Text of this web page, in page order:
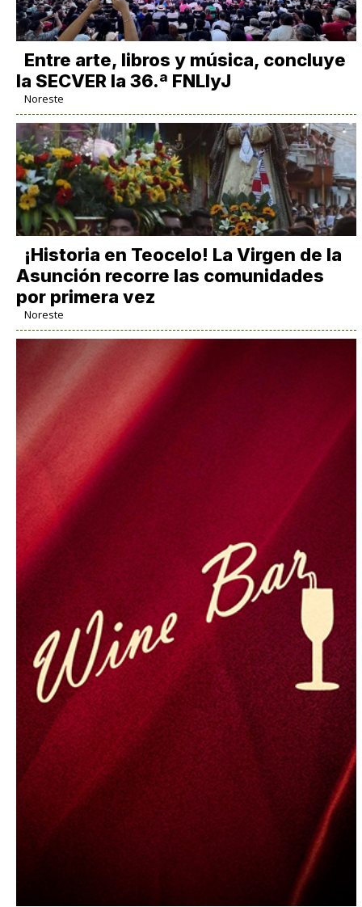
Entre arte, libros y música, concluye
la SECVER la 36.ª FNLIyJ
Noreste
​¡Historia en Teocelo! La Virgen de la
Asunción recorre las comunidades
por primera vez
Noreste